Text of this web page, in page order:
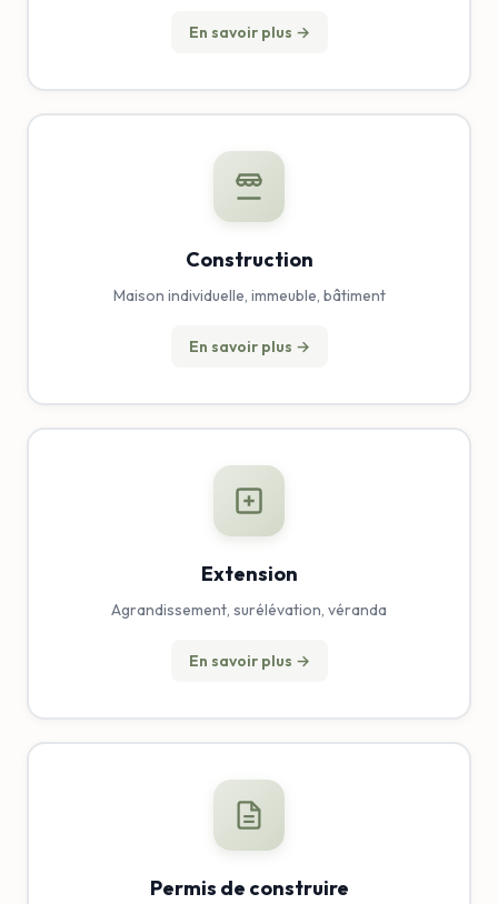
En savoir plus →
Construction
Maison individuelle, immeuble, bâtiment
En savoir plus →
Extension
Agrandissement, surélévation, véranda
En savoir plus →
Permis de construire